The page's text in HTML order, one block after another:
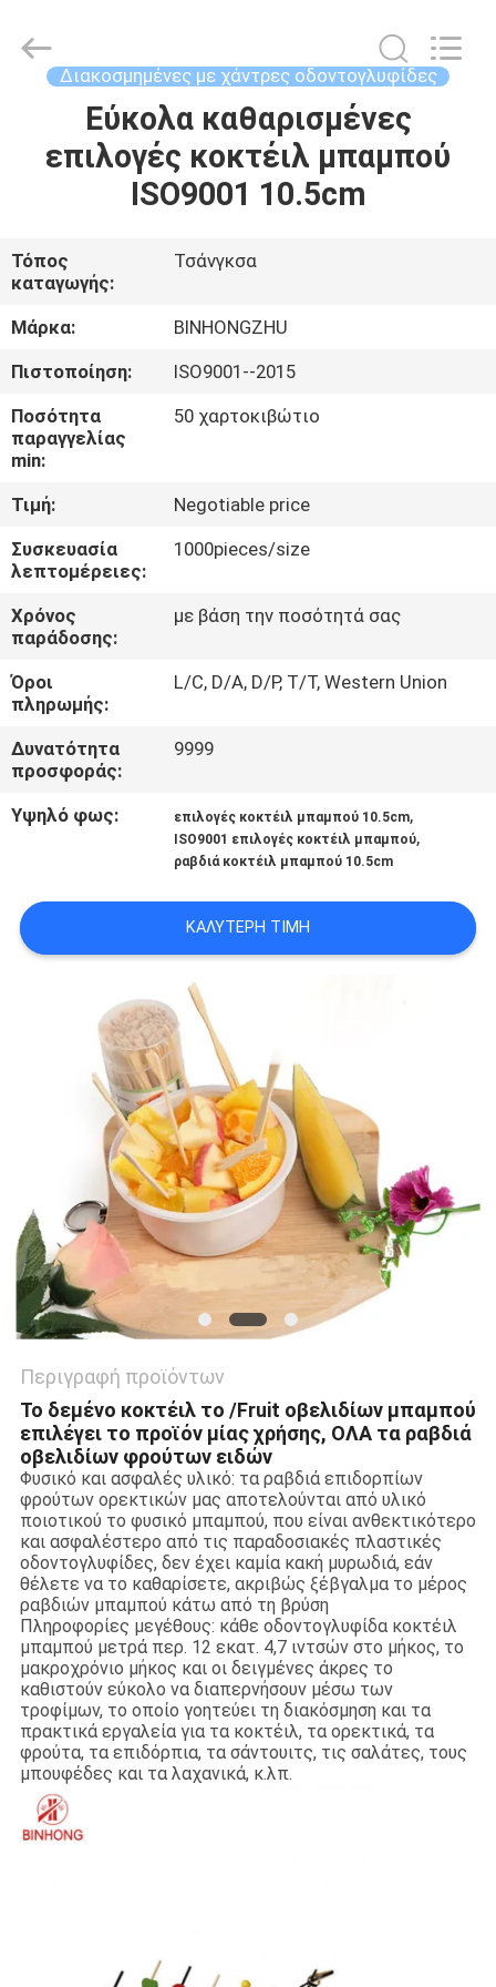
ΠΡΟΪΌΝΤΑ
ΠΕΡΊΠΟΥ
ΕΜΕΊΣ
ΓΎΡΟΣ
ΕΡΓΟΣΤΑΣΊΩΝ
ΠΟΙΟΤΙΚΌΣ
ΈΛΕΓΧΟΣ
ΜΑΣ
ΕΛΆΤΕ
ΕΠΑΦΉ
ΜΕ
ΕΙΔΉΣΕΙΣ
PRIVACY
and
Export
Διακοσμημένες με χάντρες οδοντογλυφίδες
Εύκολα καθαρισμένες
επιλογές κοκτέιλ μπαμπού
ISO9001 10.5cm
Τόπος
καταγωγής:
Τσάνγκσα
Μάρκα:
BINHONGZHU
Πιστοποίηση:
ISO9001--2015
Ποσότητα
παραγγελίας
min:
50 χαρτοκιβώτιο
Τιμή:
Negotiable price
Συσκευασία
λεπτομέρειες:
1000pieces/size
Χρόνος
παράδοσης:
με βάση την ποσότητά σας
Όροι
πληρωμής:
L/C, D/A, D/P, T/T, Western Union
Δυνατότητα
προσφοράς:
9999
Υψηλό φως: επιλογές κοκτέιλ μπαμπού 10.5cm,
ISO9001 επιλογές κοκτέιλ μπαμπού,
ραβδιά κοκτέιλ μπαμπού 10.5cm
ΚΑΛΎΤΕΡΗ ΤΙΜΉ
Περιγραφή προϊόντων
Το δεμένο κοκτέιλ το /Fruit οβελιδίων μπαμπού
επιλέγει το προϊόν μίας χρήσης, ΟΛΑ τα ραβδιά
οβελιδίων φρούτων ειδών
Φυσικό και ασφαλές υλικό: τα ραβδιά επιδορπίων
φρούτων ορεκτικών μας αποτελούνται από υλικό
ποιοτικού το φυσικό μπαμπού, που είναι ανθεκτικότερο
και ασφαλέστερο από τις παραδοσιακές πλαστικές
οδοντογλυφίδες, δεν έχει καμία κακή μυρωδιά, εάν
θέλετε να το καθαρίσετε, ακριβώς ξέβγαλμα το μέρος
ραβδιών μπαμπού κάτω από τη βρύση
Πληροφορίες μεγέθους: κάθε οδοντογλυφίδα κοκτέιλ
μπαμπού μετρά περ. 12 εκατ. 4,7 ιντσών στο μήκος, το
μακροχρόνιο μήκος και οι δειγμένες άκρες το
καθιστούν εύκολο να διαπερνήσουν μέσω των
τροφίμων, το οποίο γοητεύει τη διακόσμηση και τα
πρακτικά εργαλεία για τα κοκτέιλ, τα ορεκτικά, τα
φρούτα, τα επιδόρπια, τα σάντουιτς, τις σαλάτες, τους
μπουφέδες και τα λαχανικά, κ.λπ.